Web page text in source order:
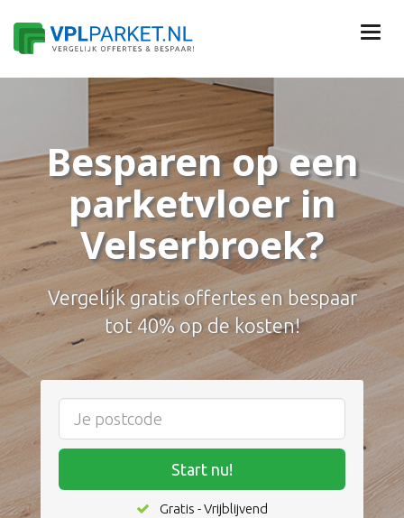
Besparen op een
parketvloer in
Velserbroek?
Vergelijk gratis offertes en bespaar
tot 40% op de kosten!
Start nu!
Gratis - Vrijblijvend